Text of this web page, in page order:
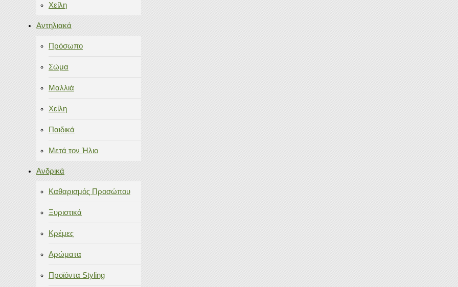
Χείλη
Αντηλιακά
Πρόσωπο
Σώμα
Μαλλιά
Χείλη
Παιδικά
Μετά τον Ήλιο
Ανδρικά
Καθαρισμός Προσώπου
Ξυριστικά
Κρέμες
Αρώματα
Προϊόντα Styling